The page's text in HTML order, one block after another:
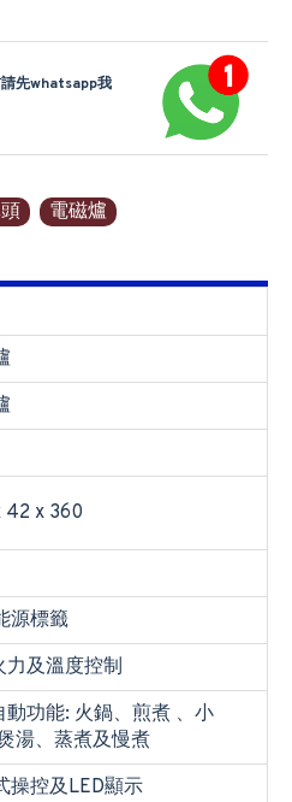
先whatsapp我
電磁爐
42 x 360
源標籤
力及溫度控制
動功能: 火鍋、煎煮 、小
湯、蒸煮及慢煮
操控及LED顯示